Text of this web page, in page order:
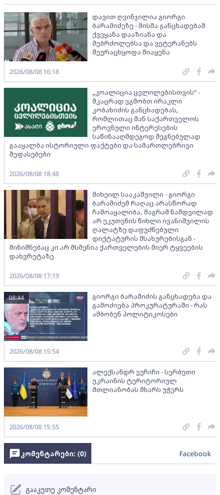
დავით ღვინჯილია გიორგი
ბარამიძეზე - მისმა განცხადებამ
ქვეყანა დააზიანა და
მებრძოლებსა და ვეტერანებს
შეურაცხყოფა მიაყენა
2026/08/08 16:18
„კოალიცია ცვლილებისთვის“ -
მკაცრად ვგმობთ ირაკლი
კობახიძის განცხადებას,
რომლითაც მან საქართველოს
ეროვნული ინტერესების
საწინააღმდეგოდ შეგნებულად
გააყალბა ისტორიული ფაქტები და სამართლებრივი
შეფასებები
2026/08/08 18:48
მიხეილ სააკაშვილი - გიორგი
ბარამიძემ რაღაც არასწორად
ჩამოაყალიბა, მაგრამ ნამდვილად
არ ეკუთვნის წიხლი ივანიშვილის
ღალატზე დაფუძნებული
დიქტატურის მსახურებისგან -
მინიშნებაც კი არ მსმენია ქართველების მიერ ტყვეების
დახვრეტაზე
2026/08/08 17:19
გიორგი ბარამიძის განცხადება და
გამოძიება პროკურატურაში - რას
ამბობენ პოლიტიკოსები
08:44
2026/08/08 15:54
ალექსანდრ ვუჩიჩი - სერბეთი
უკრაინის ტერიტორიულ
მთლიანობას მხარს უჭერს
2026/08/08 15:55
კომენტარები: (0) Facebook
გააკეთე კომენტარი